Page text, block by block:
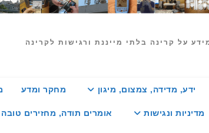
על קרינה בלתי מייננת ורגישות לקרינה
ידע, מדידה, צמצום, מיגון מחקר ומדע
מדיניות ונגישות אומרים תודה, מחזירים